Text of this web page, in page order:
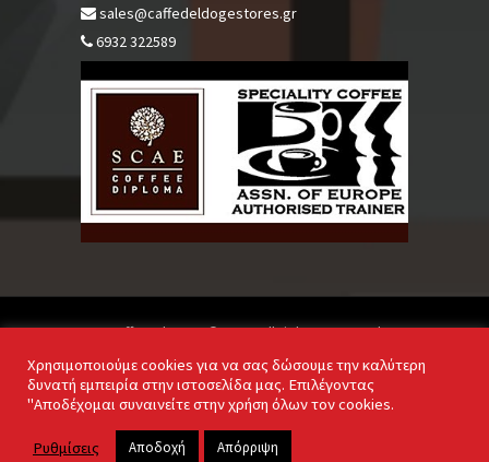
sales@caffedeldogestores.gr
6932 322589
Caffe Del Doge © 2020. All rights reserved
Χρησιμοποιούμε cookies για να σας δώσουμε την καλύτερη
δυνατή εμπειρία στην ιστοσελίδα μας. Επιλέγοντας
"Αποδέχομαι συναινείτε στην χρήση όλων τον cookies.
Ρυθμίσεις Αποδοχή Απόρριψη